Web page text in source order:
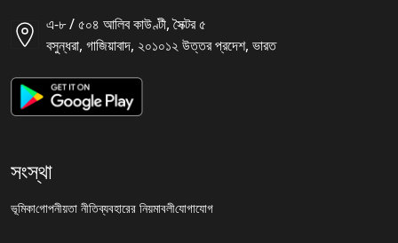
এ-৮ / ৫০৪ আলিব কাউণ্টী, সৈক্টর ৫
বসুন্ধরা, গাজিয়াবাদ, ২০১০১২ উত্তর প্রদেশ, ভারত
সংস্থা
ভূমিকাগোপনীয়তা নীতিব্যবহারের নিয়মাবলীযোগাযোগ